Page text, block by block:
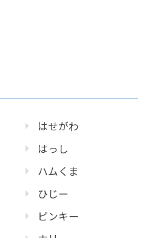
はせがわ
はっし
ハムくま
ひじー
ピンキー